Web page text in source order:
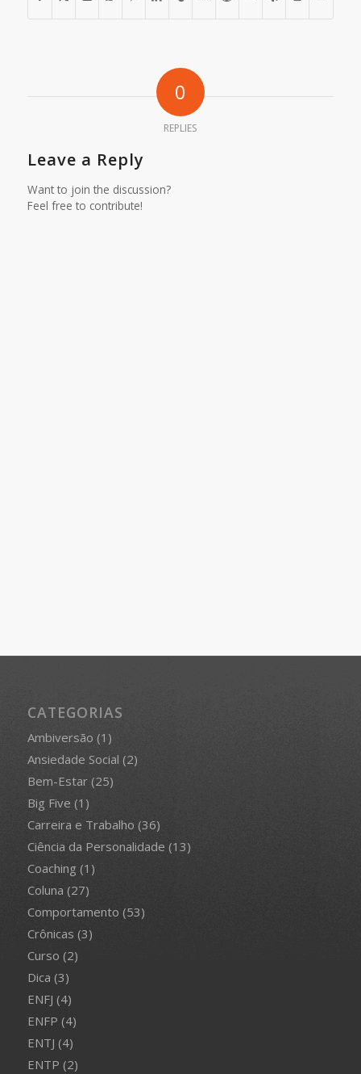
0
REPLIES
Leave a Reply
Want to join the discussion?
Feel free to contribute!
CATEGORIAS
Ambiversão (1)
Ansiedade Social (2)
Bem-Estar(25)
Big Five (1)
Carreira e Trabalho (36)
Ciência da Personalidade (13)
Coaching (1)
Coluna (27)
Comportamento (53)
Crônicas (3)
Curso (2)
Dica (3)
ENFJ (4)
ENFP (4)
ENTJ (4)
ENTP (2)